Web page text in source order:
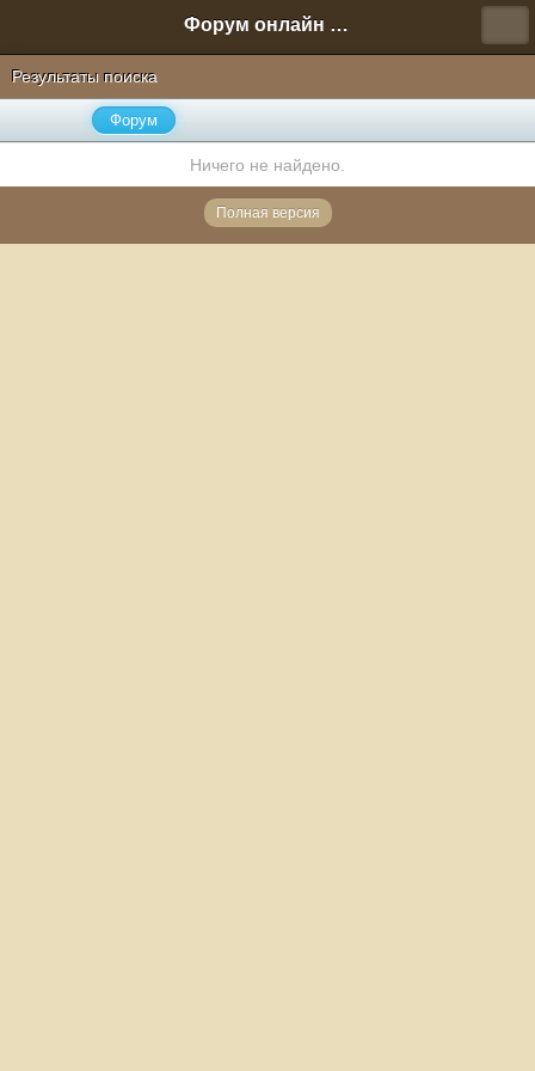
Форум онлайн игры "Новая Эра" (Нюра Биз)
Результаты поиска
Форум
Ничего не найдено.
Полная версия